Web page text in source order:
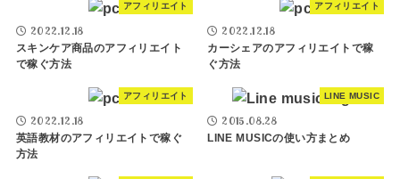
アフィリエイト
2022.12.18
スキンケア商品のアフィリエイト
で稼ぐ方法
アフィリエイト
2022.12.18
カーシェアのアフィリエイトで稼
ぐ方法
アフィリエイト
2022.12.18
英語教材のアフィリエイトで稼ぐ
方法
LINE MUSIC
2015.08.28
LINE MUSICの使い方まとめ